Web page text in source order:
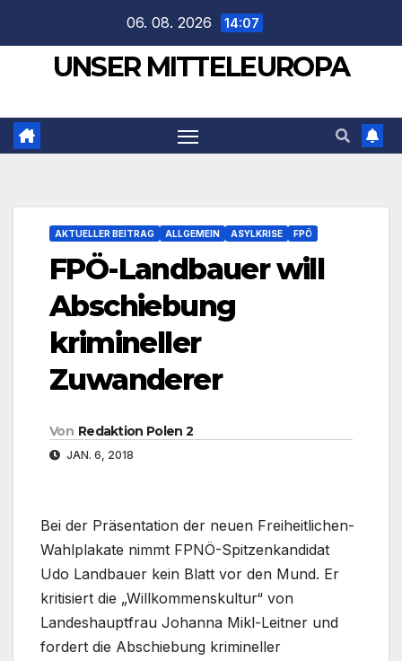
springen
06. 08. 2026 14:07
UNSER MITTELEUROPA
AKTUELLER BEITRAG ALLGEMEIN ASYLKRISE FPÖ
FPÖ-Landbauer will
Abschiebung
krimineller
Zuwanderer
Von Redaktion Polen 2
JAN. 6, 2018
Bei der Präsentation der neuen Freiheitlichen-
Wahlplakate nimmt FPNÖ-Spitzenkandidat
Udo Landbauer kein Blatt vor den Mund. Er
kritisiert die „Willkommenskultur“ von
Landeshauptfrau Johanna Mikl-Leitner und
fordert die Abschiebung krimineller